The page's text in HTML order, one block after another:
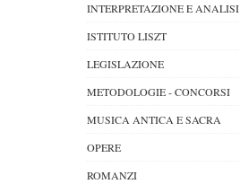
INTERPRETAZIONE E ANALISI
ISTITUTO LISZT
LEGISLAZIONE
METODOLOGIE - CONCORSI
MUSICA ANTICA E SACRA
OPERE
ROMANZI